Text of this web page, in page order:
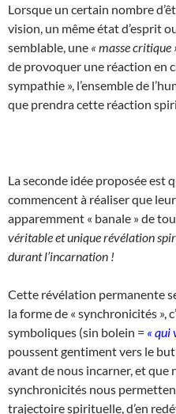
Lorsque un certain nombre
vision, un même état d’esprit
semblable, une « masse critique
de provoquer une réaction en
sympathie », l’ensemble de
que prendra cette réaction
La seconde idée proposée est
commencent à réaliser que
apparemment « banale » de
véritable et unique révélation
durant l’incarnation !
Cette révélation permanente
la forme de « synchronicités »,
symboliques (sin bolein = « qui
poussent gentiment vers le
avant de nous incarner, et que
synchronicités nous
trajectoire spirituelle, d’en